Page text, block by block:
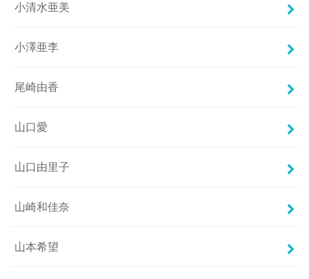
小清水亜美
小澤亜李
尾崎由香
山口愛
山口由里子
山崎和佳奈
山本希望